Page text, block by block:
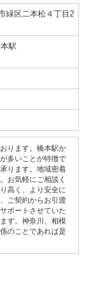
緑区二本松４丁目2
駅
ります。橋本駅か
多いことが特徴で
ります。地域密着
お気軽にご相談く
高く、より安全に
ご契約からお引渡
ポートさせていた
す。神奈川、相模
のことであれば是